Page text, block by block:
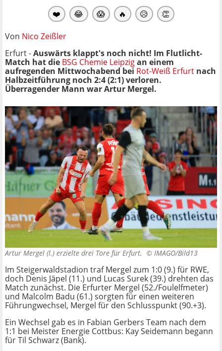
❤️ 😂 😱 🔥 😥 👏
Von Nico Zeißler
Erfurt -Auswärts klappt's noch nicht! Im Flutlicht-
Match hat die BSG Chemie Leipzigan einem
aufregenden Mittwochabend bei Rot-Weiß Erfurt nach
Halbzeitführung noch 2:4 (2:1) verloren.
Überragender Mann war Artur Mergel.
Artur Mergel (l.) erzielte drei Tore für Erfurt. © IMAGO/Bild13
Im Steigerwaldstadion traf Mergel zum 1:0 (9.) für RWE,
doch Denis Jäpel (11.) und Lucas Surek (39.) drehten das
Match zunächst. Die Erfurter Mergel (52./Foulelfmeter)
und Malcolm Badu (61.) sorgten für einen weiteren
Führungwechsel, Mergel für den Schlusspunkt (90.+3).
Ein Wechsel gab es in Fabian Gerbers Team nach dem
1:1 bei Meister Energie Cottbus: Kay Seidemann begann
für Til Schwarz (Bank).